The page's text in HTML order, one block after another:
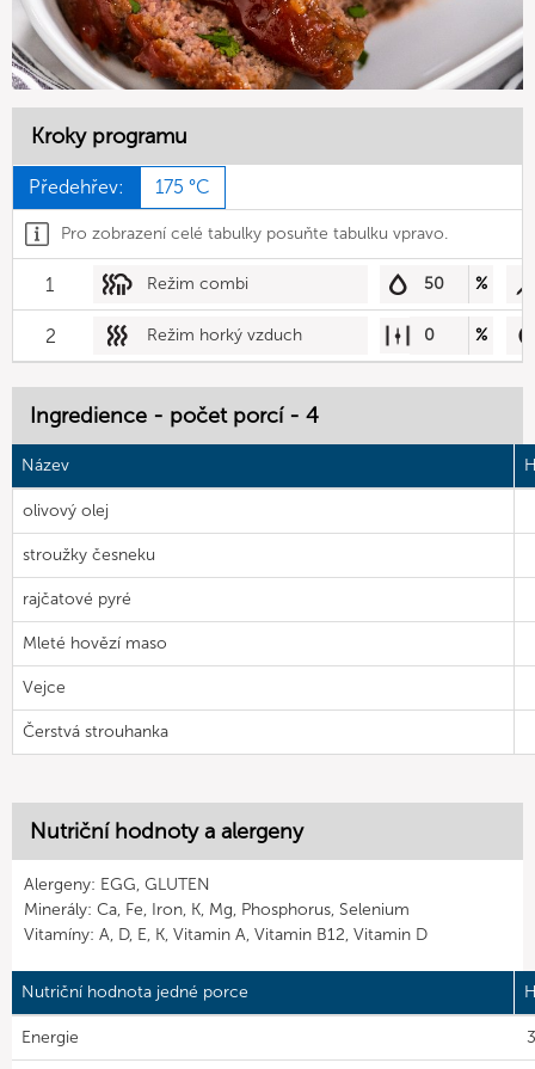
Kroky programu
Předehřev: 175 °C
Pro zobrazení celé tabulky posuňte tabulku vpravo.
1 Režim combi 50 %
2 Režim horký vzduch 0 %
Ingredience - počet porcí - 4
Název
olivový olej
stroužky česneku
rajčatové pyré
Mleté hovězí maso
Vejce
Čerstvá strouhanka
Nutriční hodnoty a alergeny
Alergeny: EGG, GLUTEN
Minerály: Ca, Fe, Iron, K, Mg, Phosphorus, Selenium
Vitamíny: A, D, E, K, Vitamin A, Vitamin B12, Vitamin D
Nutriční hodnota jedné porce
Energie